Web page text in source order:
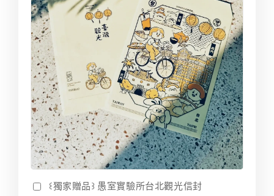
꒰獨家贈品꒱ 愚室實驗所台北觀光信封